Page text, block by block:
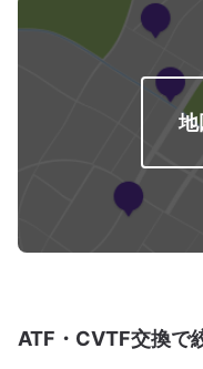
ATF・CVTF交換で